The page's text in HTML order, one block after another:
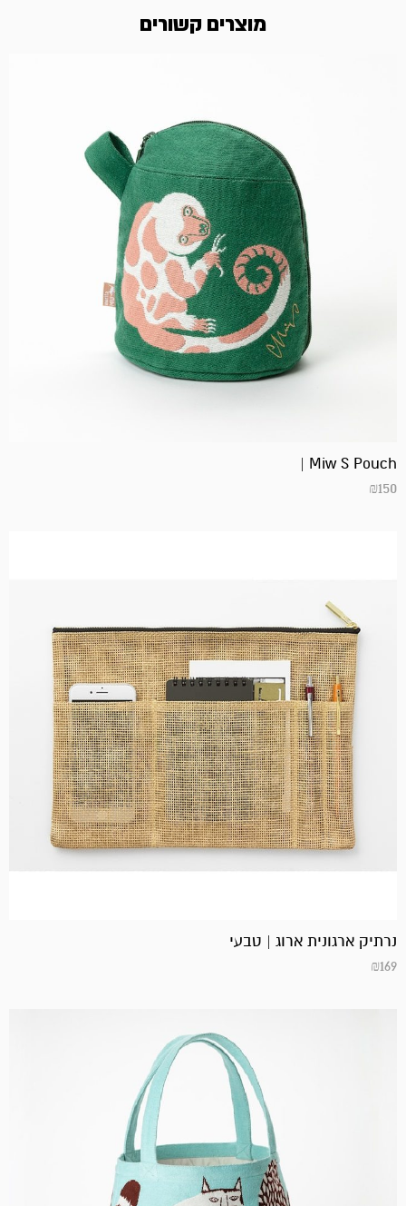
מוצרים קשורים
Miw S Pouch |
₪150
נרתיק ארגונית ארוג | טבעי
₪169